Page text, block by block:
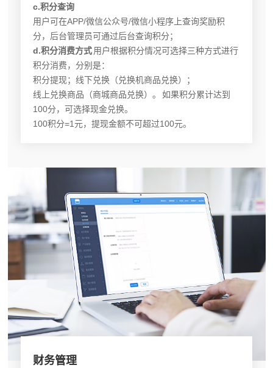
c.积分查询
用户可在APP/微信公众号/微信小程序上查询奖励积
分，后台管理员可通过后台查询积分；
d.积分消费方式用户根据积分情况可选择三种方式进行
积分消费，分别是：
积分提现；线下兑换（兑换机商品兑换）；
线上兑换商品（商城商品兑换）。 如果积分累计达到
100分，可选择现金兑换。
100积分=1元，提现金额不可超过100元。
财务管理